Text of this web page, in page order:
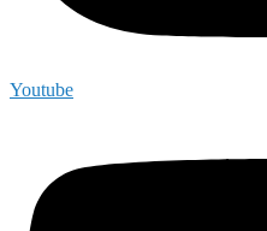
Youtube